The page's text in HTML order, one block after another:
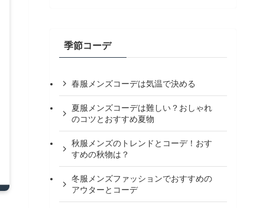
季節コーデ
春服メンズコーデは気温で決める
夏服メンズコーデは難しい？おしゃれ
のコツとおすすめ夏物
秋服メンズのトレンドとコーデ！おす
すめの秋物は？
冬服メンズファッションでおすすめの
アウターとコーデ